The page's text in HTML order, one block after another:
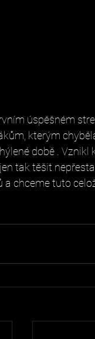
úspěšném
kterým
době .
tak těšit
a chceme tuto